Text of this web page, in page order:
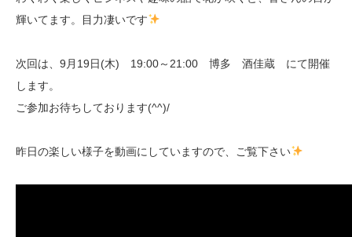
輝いてます。目力凄いです
次回は、9月19日(木) 19:00～21:00 博多 酒佳蔵 にて開催
します。
ご参加お待ちしております(^^)/
昨日の楽しい様子を動画にしていますので、ご覧下さい